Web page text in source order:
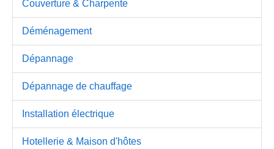
Couverture & Charpente
Déménagement
Dépannage
Dépannage de chauffage
Installation électrique
Hotellerie & Maison d'hôtes